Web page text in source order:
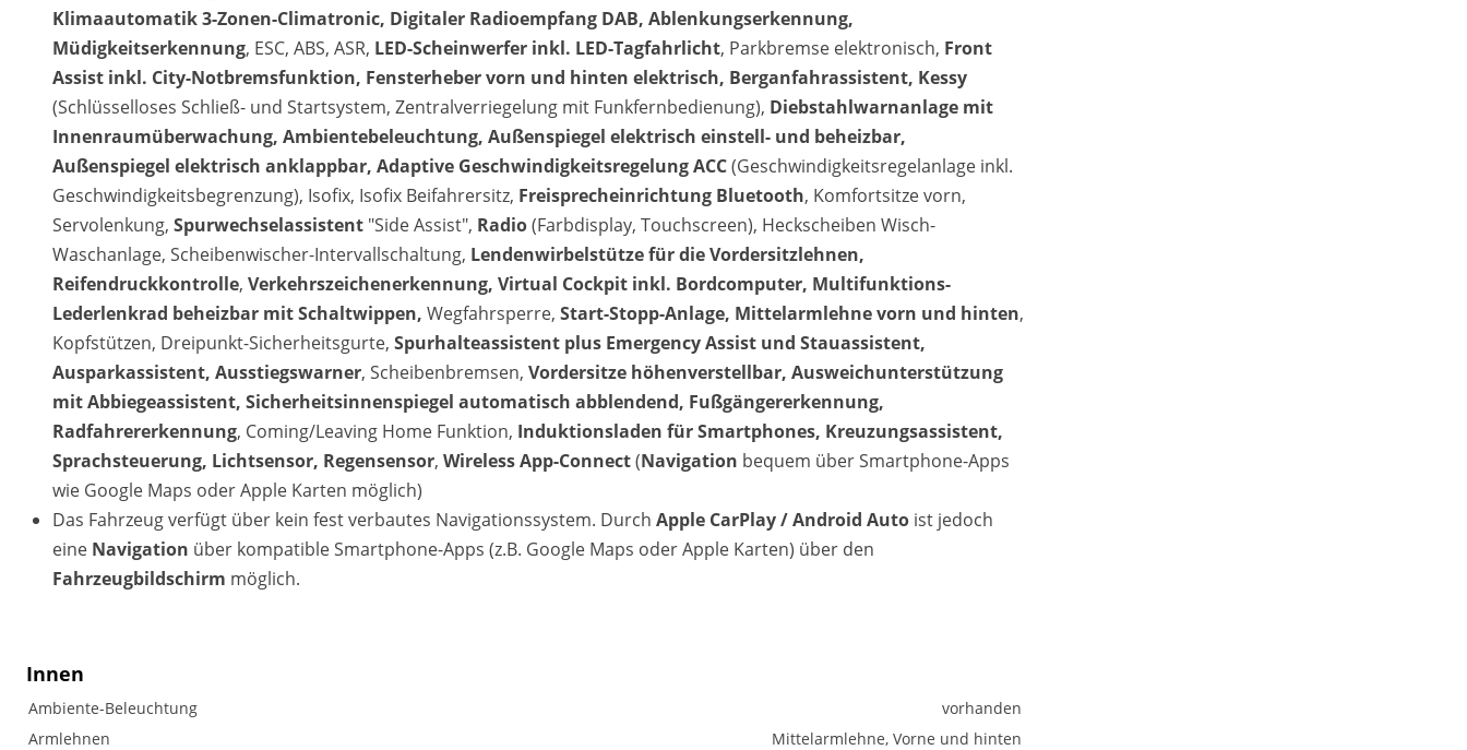
Klimaautomatik 3-Zonen-Climatronic, Digitaler Radioempfang DAB, Ablenkungserkennung,
Müdigkeitserkennung, ESC, ABS, ASR, LED-Scheinwerfer inkl. LED-Tagfahrlicht, Parkbremse elektronisch, Front
Assist inkl. City-Notbremsfunktion, Fensterheber vorn und hinten elektrisch, Berganfahrassistent, Kessy
(Schlüsselloses Schließ- und Startsystem, Zentralverriegelung mit Funkfernbedienung), Diebstahlwarnanlage mit
Innenraumüberwachung, Ambientebeleuchtung, Außenspiegel elektrisch einstell- und beheizbar,
Außenspiegel elektrisch anklappbar, Adaptive Geschwindigkeitsregelung ACC(Geschwindigkeitsregelanlage inkl.
Geschwindigkeitsbegrenzung), Isofix, Isofix Beifahrersitz, Freisprecheinrichtung Bluetooth, Komfortsitze vorn,
Servolenkung, Spurwechselassistent "Side Assist", Radio(Farbdisplay, Touchscreen), Heckscheiben Wisch-
Waschanlage, Scheibenwischer-Intervallschaltung, Lendenwirbelstütze für die Vordersitzlehnen,
Reifendruckkontrolle, Verkehrszeichenerkennung, Virtual Cockpit inkl. Bordcomputer, Multifunktions-
Lederlenkrad beheizbar mit Schaltwippen, Wegfahrsperre, Start-Stopp-Anlage, Mittelarmlehne vorn und hinten,
Kopfstützen, Dreipunkt-Sicherheitsgurte, Spurhalteassistent plus Emergency Assist und Stauassistent,
Ausparkassistent, Ausstiegswarner, Scheibenbremsen, Vordersitze höhenverstellbar, Ausweichunterstützung
mit Abbiegeassistent, Sicherheitsinnenspiegel automatisch abblendend, Fußgängererkennung,
Radfahrererkennung, Coming/Leaving Home Funktion, Induktionsladen für Smartphones, Kreuzungsassistent,
Sprachsteuerung, Lichtsensor, Regensensor, Wireless App-Connect(Navigation bequem über Smartphone-Apps
wie Google Maps oder Apple Karten möglich)
Das Fahrzeug verfügt über kein fest verbautes Navigationssystem. Durch Apple CarPlay / Android Auto ist jedoch
eine Navigation über kompatible Smartphone-Apps (z.B. Google Maps oder Apple Karten) über den
Fahrzeugbildschirm möglich.
Innen
Ambiente-Beleuchtung
vorhanden
Armlehnen
Mittelarmlehne, Vorne und hinten